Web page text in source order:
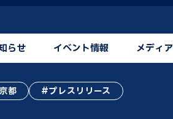
らせ イベント情報 メディア
京都 プレスリリース